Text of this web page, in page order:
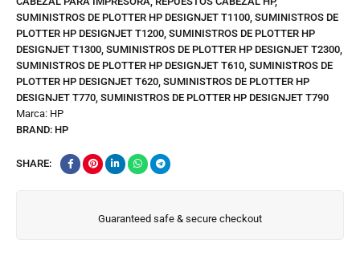
SUMINISTROS DE PLOTTER HP DESIGNJET T1100 SUMINISTROS DE
PLOTTER HP DESIGNJET T1200 SUMINISTROS DE PLOTTER HP
DESIGNJET T1300 SUMINISTROS DE PLOTTER HP DESIGNJET T2300
SUMINISTROS DE PLOTTER HP DESIGNJET T610 SUMINISTROS DE
PLOTTER HP DESIGNJET T620 SUMINISTROS DE PLOTTER HP
DESIGNJET T770 SUMINISTROS DE PLOTTER HP DESIGNJET T790
Marca: HP
BRAND: HP
SHARE:
Guaranteed safe & secure checkout